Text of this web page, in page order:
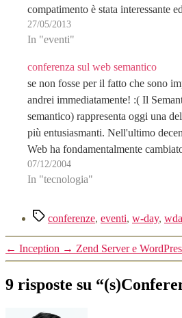
compatimento è stata interessante
punti chiave su cui lavorare. Il più…
27/05/2013
In "eventi"
conferenza sul web semantico
se non fosse per il fatto che sono
andrei immediatamente! :( Il
semantico) rappresenta oggi una
più entusiasmanti. Nell'ultimo
Web ha fondamentalmente
comunicazioni fornendo l'accesso
informazione ed al…
07/12/2004
In "tecnologia"
Tag conferenze, eventi, w-day,
← Inception → Zend Server e
9 risposte su